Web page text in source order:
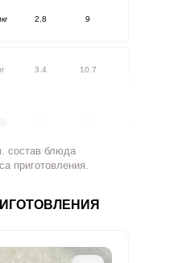
2.8 9
3.4 10.7
3.3 10.4
состав блюда
приготовления.